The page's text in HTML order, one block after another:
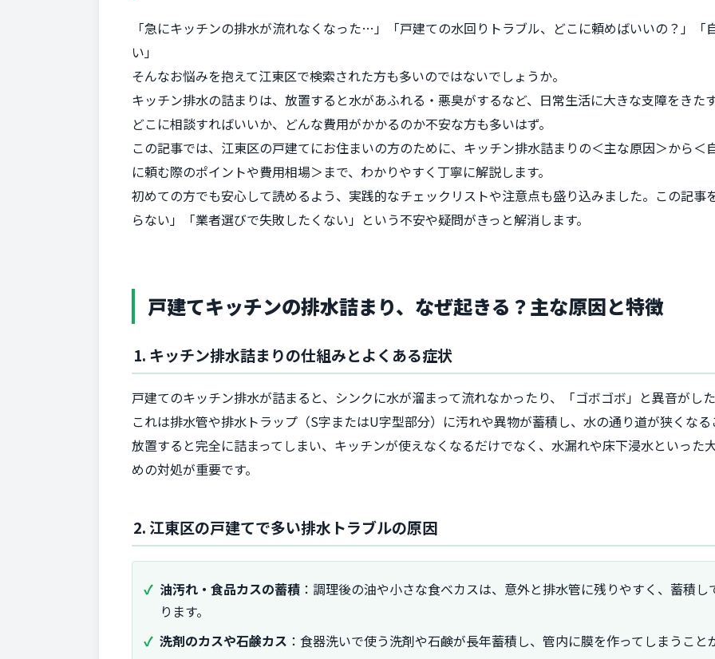
「急にキッチンの排水が流れなくなった…」「戸建ての水回りトラブル、どこに頼めばいいの？」
い」
そんなお悩みを抱えて江東区で検索された方も多いのではないでしょうか。
キッチン排水の詰まりは、放置すると水があふれる・悪臭がするなど、日常生活に大きな支障をきた
どこに相談すればいいか、どんな費用がかかるのか不安な方も多いはず。
この記事では、江東区の戸建てにお住まいの方のために、キッチン排水詰まりの＜主な原因＞から
に頼む際のポイントや費用相場＞まで、わかりやすく丁寧に解説します。
初めての方でも安心して読めるよう、実践的なチェックリストや注意点も盛り込みました。この記事
らない」「業者選びで失敗したくない」という不安や疑問がきっと解消します。
戸建てキッチンの排水詰まり、なぜ起きる？主な原因と特徴
1. キッチン排水詰まりの仕組みとよくある症状
戸建てのキッチン排水が詰まると、シンクに水が溜まって流れなかったり、「ゴボゴボ」と異音がし
これは排水管や排水トラップ（S字またはU字型部分）に汚れや異物が蓄積し、水の通り道が狭くな
放置すると完全に詰まってしまい、キッチンが使えなくなるだけでなく、水漏れや床下浸水といった
めの対処が重要です。
2. 江東区の戸建てで多い排水トラブルの原因
油汚れ・食品カスの蓄積 ：調理後の油や小さな食べカスは、意外と排水管に残りやすく、蓄積
ります。
洗剤のカスや石鹸カス ：食器洗いで使う洗剤や石鹸が長年蓄積し、管内に膜を作ってしまうこと